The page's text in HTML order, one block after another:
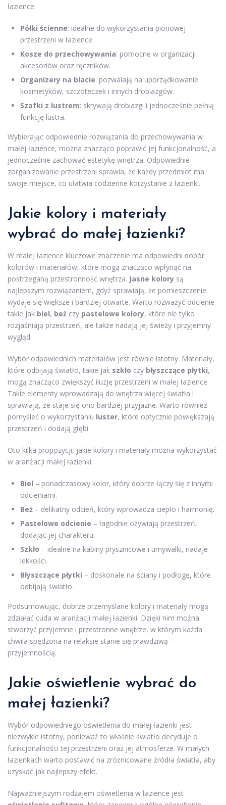
łazience:
Półki ścienne: idealne do wykorzystania pionowej
przestrzeni w łazience.
Kosze do przechowywania: pomocne w organizacji
akcesoriów oraz ręczników.
Organizery na blacie: pozwalają na uporządkowanie
kosmetyków, szczoteczek i innych drobiazgów.
Szafki z lustrem: skrywają drobiazgi i jednocześnie pełnią
funkcję lustra.
Wybierając odpowiednie rozwiązania do przechowywania w
małej łazience, można znacząco poprawić jej funkcjonalność, a
jednocześnie zachować estetykę wnętrza. Odpowiednie
zorganizowanie przestrzeni sprawia, że każdy przedmiot ma
swoje miejsce, co ułatwia codzienne korzystanie z łazienki.
Jakie kolory i materiały
wybrać do małej łazienki?
W małej łazience kluczowe znaczenie ma odpowiedni dobór
kolorów i materiałów, które mogą znacząco wpłynąć na
postrzeganą przestronność wnętrza. Jasne kolory są
najlepszym rozwiązaniem, gdyż sprawiają, że pomieszczenie
wydaje się większe i bardziej otwarte. Warto rozważyć odcienie
takie jak biel, beż czy pastelowe kolory, które nie tylko
rozjaśniają przestrzeń, ale także nadają jej świeży i przyjemny
wygląd.
Wybór odpowiednich materiałów jest równie istotny. Materiały,
które odbijają światło, takie jak szkło czy błyszczące płytki,
mogą znacząco zwiększyć iluzję przestrzeni w małej łazience.
Takie elementy wprowadzają do wnętrza więcej światła i
sprawiają, że staje się ono bardziej przyjazne. Warto również
pomyśleć o wykorzystaniu luster, które optycznie powiększają
przestrzeń i dodają głębi.
Oto kilka propozycji, jakie kolory i materiały można wykorzystać
w aranżacji małej łazienki:
Biel – ponadczasowy kolor, który dobrze łączy się z innymi
odcieniami.
Beż – delikatny odcień, który wprowadza ciepło i harmonię.
Pastelowe odcienie – łagodnie ożywiają przestrzeń,
dodając jej charakteru.
Szkło – idealne na kabiny prysznicowe i umywalki, nadaje
lekkości.
Błyszczące płytki – doskonałe na ściany i podłogę, które
odbijają światło.
Podsumowując, dobrze przemyślane kolory i materiały mogą
zdziałać cuda w aranżacji małej łazienki. Dzięki nim można
stworzyć przyjemne i przestronne wnętrze, w którym każda
chwila spędzona na relaksie stanie się prawdziwą
przyjemnością.
Jakie oświetlenie wybrać do
małej łazienki?
Wybór odpowiedniego oświetlenia do małej łazienki jest
niezwykle istotny, ponieważ to właśnie światło decyduje o
funkcjonalności tej przestrzeni oraz jej atmosferze. W małych
łazienkach warto postawić na zróżnicowane źródła światła, aby
uzyskać jak najlepszy efekt.
Najważniejszym rodzajem oświetlenia w łazience jest